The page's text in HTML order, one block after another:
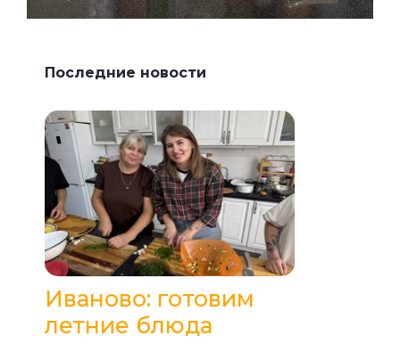
Последние новости
Иваново: готовим
летние блюда